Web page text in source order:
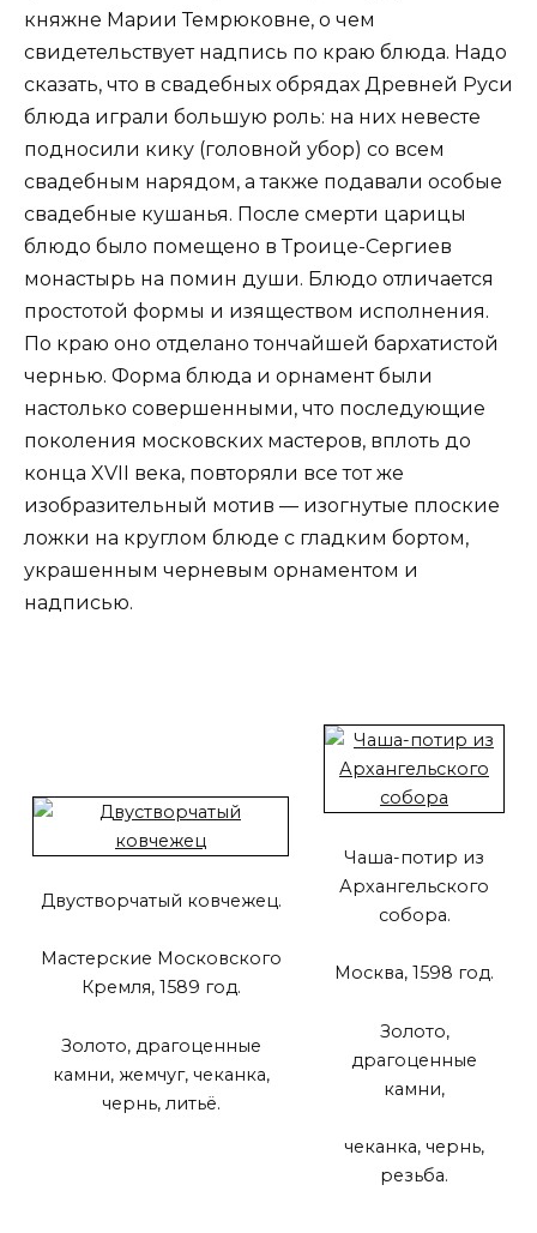
княжне Марии Темрюковне, о чем
свидетельствует надпись по краю блюда. Надо
сказать, что в свадебных обрядах Древней Руси
блюда играли большую роль: на них невесте
подносили кику (головной убор) со всем
свадебным нарядом, а также подавали особые
свадебные кушанья. После смерти царицы
блюдо было помещено в Троице-Сергиев
монастырь на помин души. Блюдо отличается
простотой формы и изяществом исполнения.
По краю оно отделано тончайшей бархатистой
чернью. Форма блюда и орнамент были
настолько совершенными, что последующие
поколения московских мастеров, вплоть до
конца XVII века, повторяли все тот же
изобразительный мотив — изогнутые плоские
ложки на круглом блюде с гладким бортом,
украшенным черневым орнаментом и
надписью.
Двустворчатый ковчежец.
Мастерские Московского
Кремля, 1589 год.
Золото, драгоценные
камни, жемчуг, чеканка,
чернь, литьё.
Чаша-потир из
Архангельского
собора.
Москва, 1598 год.
Золото,
драгоценные
камни,
чеканка, чернь,
резьба.